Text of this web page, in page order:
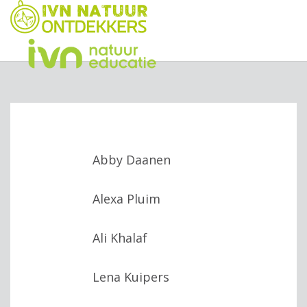
Abby Daanen
Alexa Pluim
Ali Khalaf
Lena Kuipers